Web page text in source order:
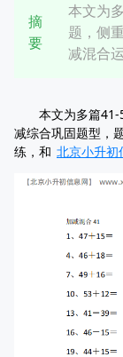
摘
要
本文为
题，侧
减混合
本文为多篇41-
减综合巩固题型，
练，和 北京小升初